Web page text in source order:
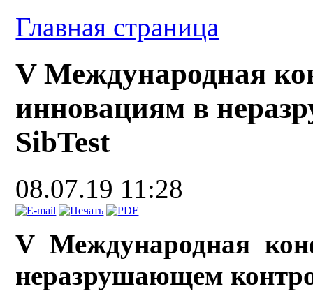
Главная страница
V Международная
инновациям в
SibTest
08.07.19 11:28
V Международная
неразрушающем